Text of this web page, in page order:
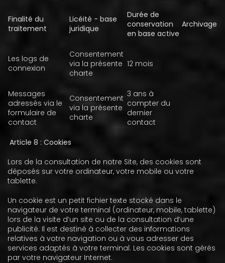
Finalité du
traitement
Licéité - base
juridique
Durée de
conservation
en base active
Archivage
Les logs de
connexion
Consentement
via la présente
charte
12 mois
Messages
adressés via le
formulaire de
contact
Consentement
via la présente
charte
3 ans à
compter du
dernier
contact
Article 8 : Cookies
Lors de la consultation de notre Site, des cookies sont
déposés sur votre ordinateur, votre mobile ou votre
tablette.
Un cookie est un petit fichier texte stocké dans le
navigateur de votre terminal (ordinateur, mobile, tablette)
lors de la visite d’un site ou de la consultation d’une
publicité. Il est destiné à collecter des informations
relatives à votre navigation ou à vous adresser des
services adaptés à votre terminal. Les cookies sont gérés
par votre navigateur Internet.